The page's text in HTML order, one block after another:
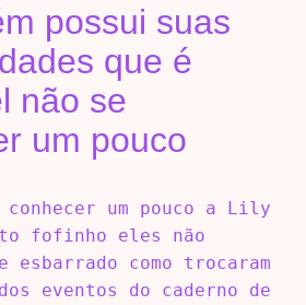
possui suas
que é
não se
um pouco
conhecer um pouco a Lily
fofinho eles não
esbarrado como trocaram
eventos do caderno de